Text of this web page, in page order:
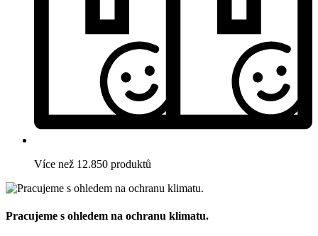
Více než 12.850 produktů
Pracujeme s ohledem na ochranu klimatu.